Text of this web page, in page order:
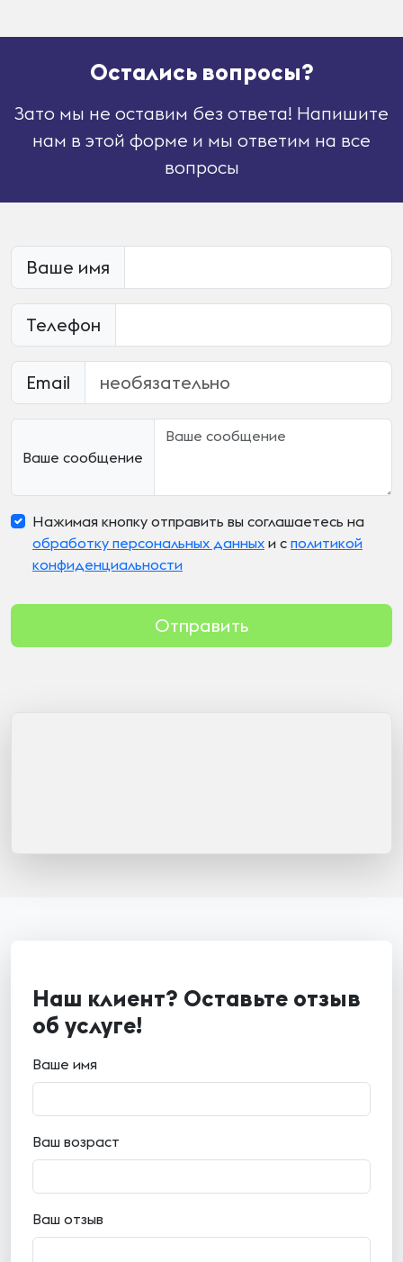
Остались вопросы?
Зато мы не оставим без ответа! Напишите
нам в этой форме и мы ответим на все
вопросы
Ваше имя
Телефон
Email
Ваше сообщение
Нажимая кнопку отправить вы соглашаетесь на
обработку персональных данных и с политикой
конфиденциальности
Отправить
Наш клиент? Оставьте отзыв
об услуге!
Ваше имя
Ваш возраст
Ваш отзыв